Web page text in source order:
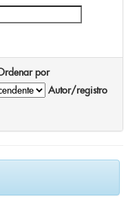
por
Autor/registro